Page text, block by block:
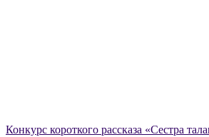
Конкурс короткого рассказа «Сестра